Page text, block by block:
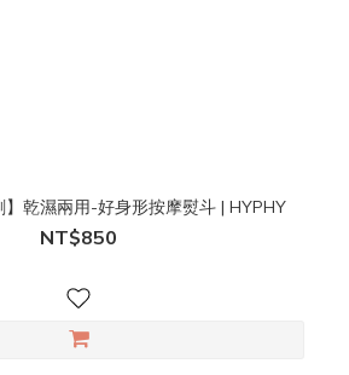
】乾濕兩用-好身形按摩熨斗 | HYPHY
NT$850